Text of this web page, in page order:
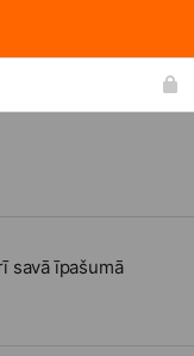
savā īpašumā